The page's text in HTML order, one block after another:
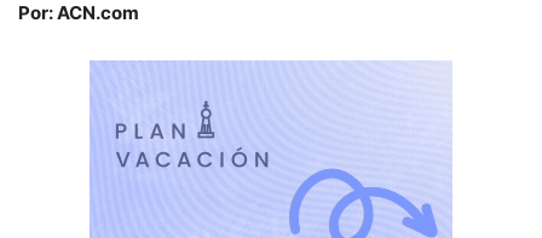
Por: ACN.com